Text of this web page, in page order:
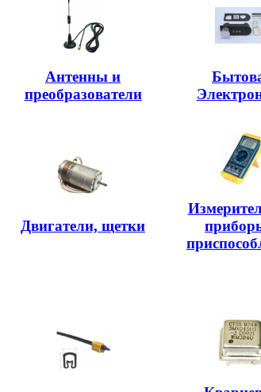
Антенны и
преобразователи
Двигатели, щетки